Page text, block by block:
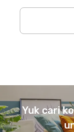
Yuk cari